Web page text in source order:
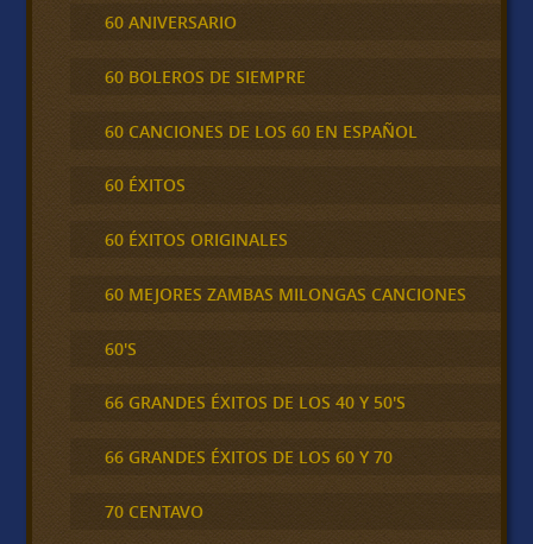
60 ANIVERSARIO
60 BOLEROS DE SIEMPRE
60 CANCIONES DE LOS 60 EN ESPAÑOL
60 ÉXITOS
60 ÉXITOS ORIGINALES
60 MEJORES ZAMBAS MILONGAS CANCIONES
60'S
66 GRANDES ÉXITOS DE LOS 40 Y 50'S
66 GRANDES ÉXITOS DE LOS 60 Y 70
70 CENTAVO